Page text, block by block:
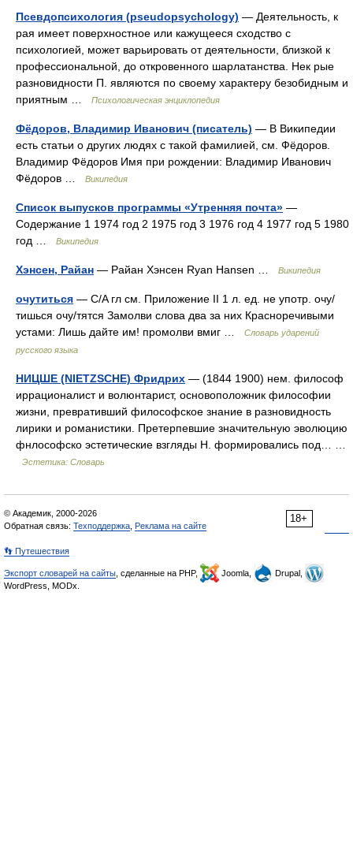
Псевдопсихология (pseudopsychology) — Деятельность, к
рая имеет поверхностное или кажущееся сходство с
психологией, может варьировать от деятельности, близкой к
профессиональной, до откровенного шарлатанства. Нек рые
разновидности П. являются по своему характеру безобидным и
приятным …
Психологическая энциклопедия
Фёдоров, Владимир Иванович (писатель) — В Википедии
есть статьи о других людях с такой фамилией, см. Фёдоров.
Владимир Фёдоров Имя при рождении: Владимир Иванович
Фёдоров …
Википедия
Список выпусков программы «Утренняя почта» —
Содержание 1 1974 год 2 1975 год 3 1976 год 4 1977 год 5 1980
год …
Википедия
Хэнсен, Райан — Райан Хэнсен Ryan Hansen … Википедия
очутиться — C/A гл см. Приложение II 1 л. ед. не употр. очу/
тишься очу/тятся Замолви слова два за них Красноречивыми
устами: Лишь дайте им! промолви вмиг …
Словарь ударений
русского языка
НИЦШЕ (NIETZSCHE) Фридрих — (1844 1900) нем. философ
иррационалист и волюнтарист, основоположник философии
жизни, превративший философское знание в разновидность
лирики и романистики. Претерпевшие значительную эволюцию
фнлософско эстетические взгляды Н. формировались под… …
Эстетика: Словарь
18+
© Академик, 2000-2026
Обратная связь: Техподдержка Реклама на сайте
👣 Путешествия
Экспорт словарей на сайты , сделанные на PHP, Joomla,
Drupal,
WordPress, MODx.